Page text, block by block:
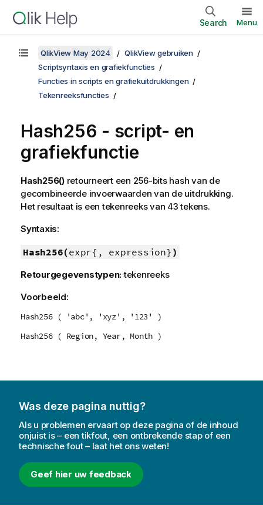
Search Menu
QlikView May 2024
QlikView gebruiken
Scriptsyntaxis en grafiekfuncties
Functies in scripts en grafiekuitdrukkingen
Tekenreeksfuncties
Hash256 - script- en
grafiekfunctie
Hash256()retourneert een 256-bits hash van de
gecombineerde invoerwaarden van de uitdrukking.
Het resultaat is een tekenreeks van 43 tekens.
Syntaxis:
Hash256(expr{, expression} )
Retourgegevenstypen:tekenreeks
Voorbeeld:
Hash256 ( 'abc', 'xyz', '123' )
Hash256 ( Region, Year, Month )
Was deze pagina nuttig?
Als u problemen ervaart op deze pagina of de inhoud
onjuist is – een tikfout, een ontbrekende stap of een
technische fout – laat het ons weten!
Geef hier uw feedback